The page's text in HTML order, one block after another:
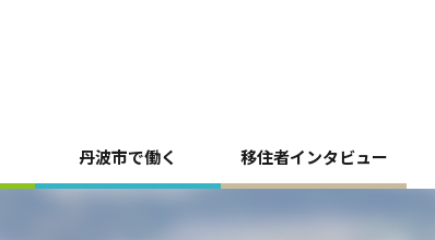
丹波市で働く 移住者インタビュー